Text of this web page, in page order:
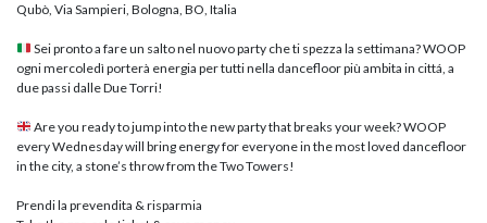
Qubò, Via Sampieri, Bologna, BO, Italia
Sei pronto a fare un salto nel nuovo party che ti spezza la settimana? WOOP
ogni mercoledì porterà energia per tutti nella dancefloor più ambita in cittá, a
due passi dalle Due Torri!
Are you ready to jump into the new party that breaks your week? WOOP
every Wednesday will bring energy for everyone in the most loved dancefloor
in the city, a stone’s throw from the Two Towers!
Prendi la prevendita & risparmia